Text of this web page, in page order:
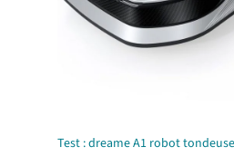
Test : dreame A1 robot